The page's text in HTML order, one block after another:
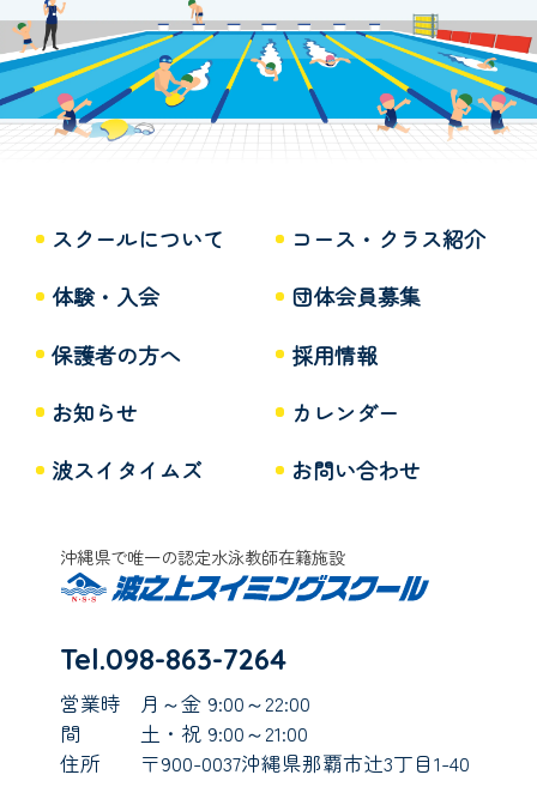
スクールについて
コース・クラス紹介
体験・入会
団体会員募集
保護者の方へ
採用情報
お知らせ
カレンダー
波スイタイムズ
お問い合わせ
沖縄県で唯一の認定水泳教師在籍施設
Tel.098-863-7264
営業時
間
月～金 9:00～22:00
土・祝 9:00～21:00
住所
〒900-0037沖縄県那覇市辻3丁目1-40